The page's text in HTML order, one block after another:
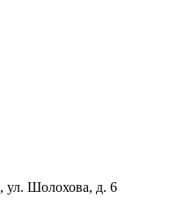
ул. Шолохова, д. 6